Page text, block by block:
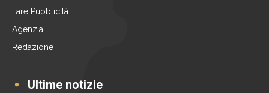
Fare Pubblicità
Agenzia
Redazione
Ultime notizie